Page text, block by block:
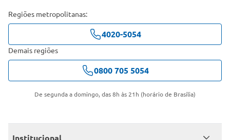
Regiões metropolitanas:
4020-5054
Demais regiões
0800 705 5054
De segunda a domingo, das 8h às 21h (horário de Brasília)
Institucional